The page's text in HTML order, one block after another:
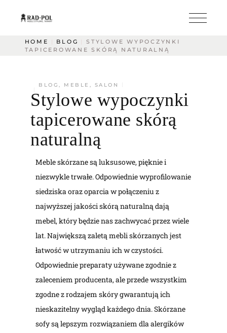
HOME BLOG
STYLOWE WYPOCZYNKI
TAPICEROWANE SKÓRĄ NATURALNĄ
BLOG, MEBLE , SALON
Stylowe wypoczynki
tapicerowane skórą
naturalną
Meble skórzane są luksusowe, pięknie i
niezwykle trwałe. Odpowiednie wyprofilowanie
siedziska oraz oparcia w połączeniu z
najwyższej jakości skórą naturalną dają
mebel, który będzie nas zachwycać przez wiele
lat. Największą zaletą mebli skórzanych jest
łatwość w utrzymaniu ich w czystości.
Odpowiednie preparaty używane zgodnie z
zaleceniem producenta, ale przede wszystkim
zgodne z rodzajem skóry gwarantują ich
nieskazitelny wygląd każdego dnia. Skórzane
sofy są lepszym rozwiązaniem dla alergików